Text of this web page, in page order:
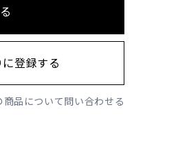
商品について問い合わせる
登録する